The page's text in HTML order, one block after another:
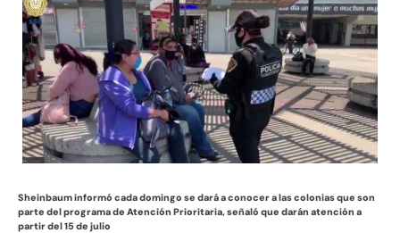
Sheinbaum informó cada domingo se dará a conocer a las colonias que son
parte del programa de Atención Prioritaria, señaló que darán atención a
partir del 15 de julio